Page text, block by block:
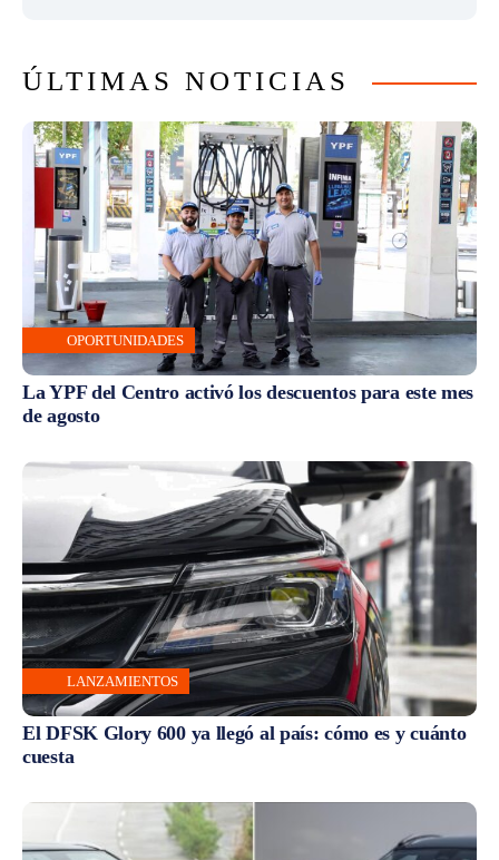
ÚLTIMAS NOTICIAS
OPORTUNIDADES
La YPF del Centro activó los descuentos para este mes
de agosto
LANZAMIENTOS
El DFSK Glory 600 ya llegó al país: cómo es y cuánto
cuesta